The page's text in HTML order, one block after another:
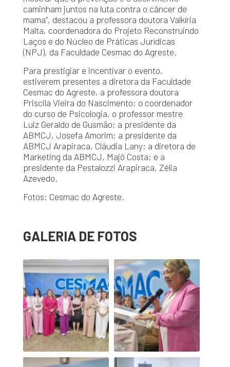
caminham juntos na luta contra o câncer de
mama”, destacou a professora doutora Valkíria
Malta, coordenadora do Projeto Reconstruindo
Laços e do Núcleo de Práticas Jurídicas
(NPJ), da Faculdade Cesmac do Agreste.
Para prestigiar e incentivar o evento,
estiverem presentes a diretora da Faculdade
Cesmac do Agreste, a professora doutora
Priscila Vieira do Nascimento; o coordenador
do curso de Psicologia, o professor mestre
Luiz Geraldo de Gusmão; a presidente da
ABMCJ, Josefa Amorim; a presidente da
ABMCJ Arapiraca, Cláudia Lany; a diretora de
Marketing da ABMCJ, Majô Costa; e a
presidente da Pestalozzi Arapiraca, Zélia
Azevedo.
Fotos: Cesmac do Agreste.
GALERIA DE FOTOS